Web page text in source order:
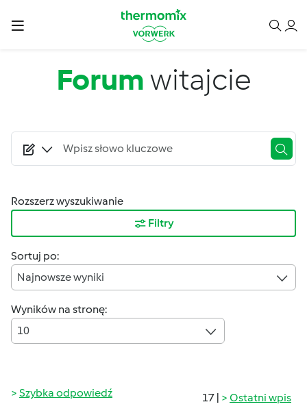
Forumwitajcie
Rozszerz wyszukiwanie
Filtry
Sortuj po:
Najnowsze wyniki
Wyników na stronę:
10
17 | Ostatni wpis
Szybka odpowiedź